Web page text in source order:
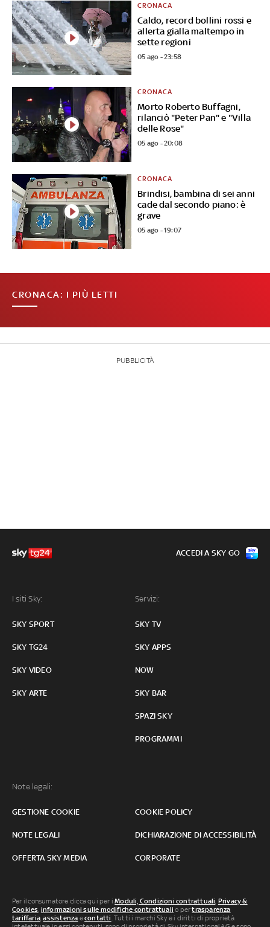
Caldo, record bollini rossi e
allerta gialla maltempo in
sette regioni
CRONACA
05 ago - 23:58
Morto Roberto Buffagni,
rilanciò "Peter Pan" e "Villa
delle Rose"
CRONACA
05 ago - 20:08
Brindisi, bambina di sei anni
cade dal secondo piano: è
grave
CRONACA
05 ago - 19:07
CRONACA: I PIÙ LETTI
PUBBLICITÀ
I siti Sky:
SKY SPORT
SKY TG24
SKY VIDEO
SKY ARTE
Servizi:
SKY TV
SKY APPS
NOW
SKY BAR
SPAZI SKY
PROGRAMMI
Note legali:
GESTIONE COOKIE COOKIE POLICY
NOTE LEGALI DICHIARAZIONE DI ACCESSIBILITÀ
OFFERTA SKY MEDIA CORPORATE
ACCEDI A SKY GO
Per il consumatore clicca qui per iModuli, Condizioni contrattuali, Privacy &
Cookies, informazioni sulle modifiche contrattuali o pertrasparenza
tariffaria,assistenza econtatti. Tutti i marchi Sky e i diritti di proprietà